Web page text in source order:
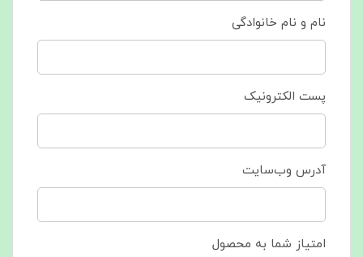
نام و نام خانوادگی
پست الکترونیک
آدرس وب‌سایت
امتیاز شما به محصول